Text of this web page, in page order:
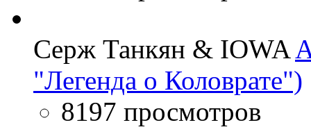
Серж Танкян & IOWA
"Легенда о Коловрате")
8197 просмотров